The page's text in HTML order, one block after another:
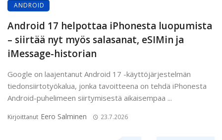
ANDROID
Android 17 helpottaa iPhonesta luopumista
– siirtää nyt myös salasanat, eSIMin ja
iMessage-historian
Google on laajentanut Android 17 -käyttöjärjestelmän
tiedonsiirtotyökalua, jonka tavoitteena on tehdä iPhonesta
Android-puhelimeen siirtymisestä aikaisempaa ...
Kirjoittanut Eero Salminen 23.7.2026